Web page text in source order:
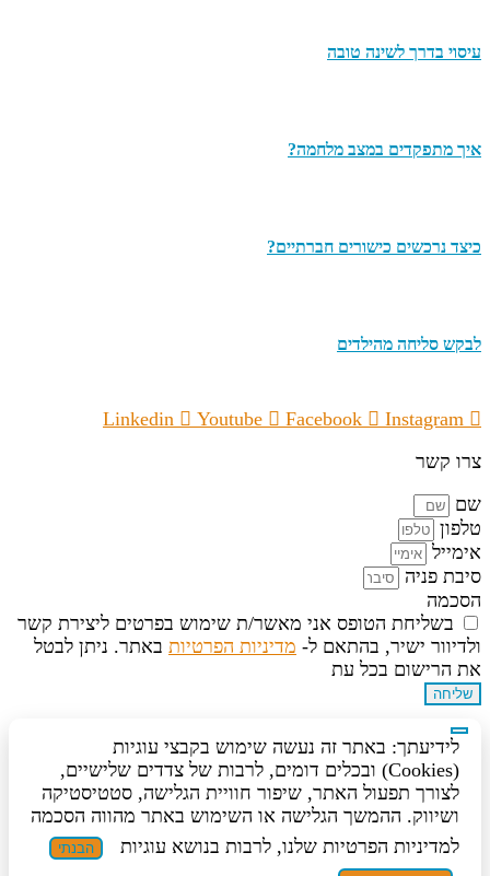
עיסוי בדרך לשינה טובה
איך מתפקדים במצב מלחמה?
כיצד נרכשים כישורים חברתיים?
לבקש סליחה מהילדים
Linkedin Youtube Facebook
Instagram
צרו קשר
שם
טלפון
אימייל
סיבת פניה
הסכמה
בשליחת הטופס אני מאשר/ת שימוש בפרטים ליצירת קשר
ולדיוור ישיר, בהתאם ל- מדיניות הפרטיות באתר. ניתן לבטל
את הרישום בכל עת
שליחה
לידיעתך: באתר זה נעשה שימוש בקבצי עוגיות
(Cookies) ובכלים דומים, לרבות של צדדים שלישיים,
לצורך תפעול האתר, שיפור חוויית הגלישה, סטטיסטיקה
ושיווק. ההמשך הגלישה או השימוש באתר מהווה הסכמה
למדיניות הפרטיות שלנו, לרבות בנושא עוגיות
הבנתי